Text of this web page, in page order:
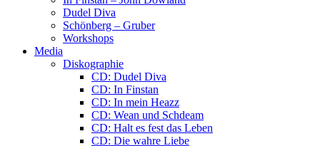
Dudel Diva
Schönberg – Gruber
Workshops
Media
Diskographie
CD: Dudel Diva
CD: In Finstan
CD: In mein Heazz
CD: Wean und Schdeam
CD: Halt es fest das Leben
CD: Die wahre Liebe